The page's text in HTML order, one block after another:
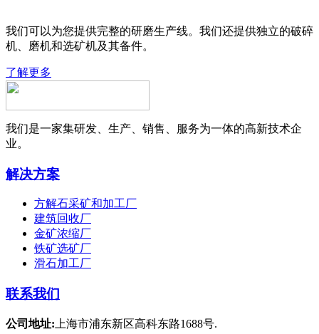
我们可以为您提供完整的研磨生产线。我们还提供独立的破碎
机、磨机和选矿机及其备件。
了解更多
我们是一家集研发、生产、销售、服务为一体的高新技术企
业。
解决方案
方解石采矿和加工厂
建筑回收厂
金矿浓缩厂
铁矿选矿厂
滑石加工厂
联系我们
公司地址: 上海市浦东新区高科东路1688号.